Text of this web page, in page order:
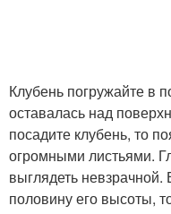
Клубень погружайте в
оставалась над
посадите клубень, то
огромными листьями.
выглядеть
половину его высоты,